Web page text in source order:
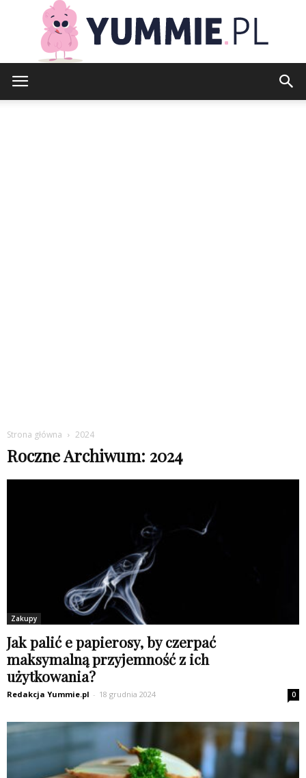
Strona główna 2024
Roczne Archiwum: 2024
Zakupy
Jak palić e papierosy, by czerpać
maksymalną przyjemność z ich
użytkowania?
Redakcja Yummie.pl - 18 grudnia 2024 0